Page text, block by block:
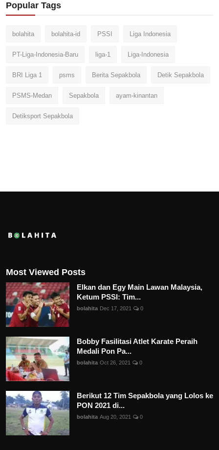
Popular Tags
bolahita bolahita-id PSSI Liga Indonesia
PT-Liga-Indonesia-Baru liga-1 Liga-Indonesia
BRI Liga 1 psms Berita Sepakbola Detik Sepakbola
PSMS-Medan Sepakbola ayam-kinantan
Detiksport Sepakbola
Most Viewed Posts
Elkan dan Egy Main Lawan Malaysia,
Ketum PSSI: Tim...
bolahita Dec 17, 2021 0
Bobby Fasilitasi Atlet Karate Peraih
Medali Pon Pa...
bolahita Oct 26, 2021 0
Berikut 12 Tim Sepakbola yang Lolos ke
PON 2021 di...
bolahita Aug 20, 2021 0